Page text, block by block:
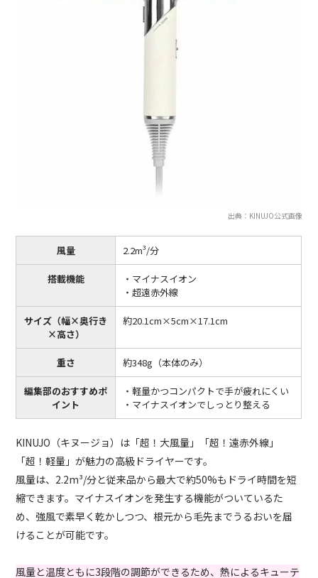
出典：KINUJO公式画像
風量 2.2m³/分
搭載機能
・マイナスイオン
・超遠赤外線
サイズ（幅×奥行き
×高さ）
約20.1cm×5cm×17.1cm
重さ 約348g（本体のみ）
編集部のおすすめポ
イント
・軽量かつコンパクトで手が疲れにくい
・マイナスイオンでしっとり整える
KINUJO（キヌージョ）は「超！大風量」「超！遠赤外線」
「超！軽量」が魅力の高級ドライヤーです。
風量は、2.2m³/分と従来品から最大で約50%もドライ時間を短
縮できます。マイナスイオンを発生する機能がついているた
め、強風で素早く乾かしつつ、根元から毛先までうるおいを届
けることが可能です。
風量と温度ともに3段階の調節ができるため、熱によるキューテ